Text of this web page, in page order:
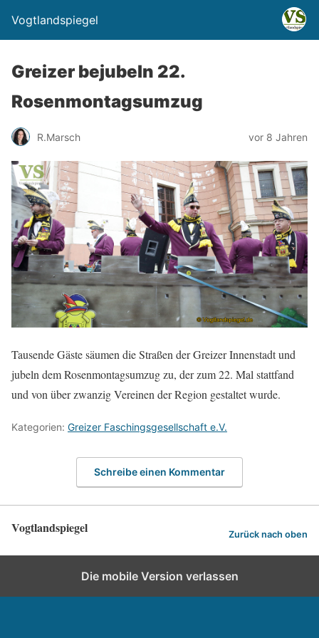
Vogtlandspiegel
Greizer bejubeln 22.
Rosenmontagsumzug
R.Marsch vor 8 Jahren
Tausende Gäste säumen die Straßen der Greizer Innenstadt und
jubeln dem Rosenmontagsumzug zu, der zum 22. Mal stattfand
und von über zwanzig Vereinen der Region gestaltet wurde.
Kategorien: Greizer Faschingsgesellschaft e.V.
Schreibe einen Kommentar
Vogtlandspiegel Zurück nach oben
Die mobile Version verlassen